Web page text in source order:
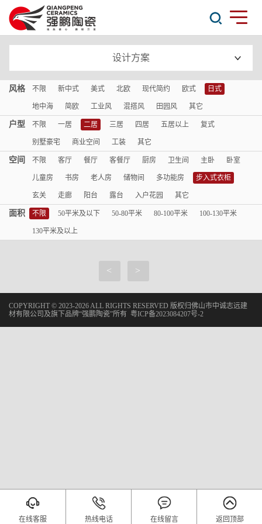
设计方案
风格 不限 新中式 美式 北欧 现代简约 欧式 日式
地中海 简欧 工业风 混搭风 田园风 其它
户型 不限 一居 二居 三居 四居 五居以上 复式
别墅豪宅 商业空间 工装 其它
空间 不限 客厅 餐厅 客餐厅 厨房 卫生间 主卧 卧室
儿童房 书房 老人房 储物间 多功能房 步入式衣柜
玄关 走廊 阳台 露台 入户花园 其它
面积 不限 50平米及以下 50-80平米 80-100平米 100-130平米
130平米及以上
< >
COPYRIGHT © 2023-2026 ALL RIGHTS RESERVED 版权归佛山市中诚志远建
材有限公司及旗下品牌“强鹏陶瓷”所有 粤ICP备2023084207号-2
在线客服 热线电话 在线留言 返回顶部